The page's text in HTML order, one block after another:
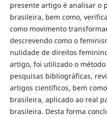
presente artigo é analisar o
brasileira, bem como,
como movimento
descrevendo como o
nulidade de direitos
artigo, foi utilizado o
pesquisas bibliográficas,
artigos científicos, bem
brasileira, aplicado ao real
brasileira. Desta forma